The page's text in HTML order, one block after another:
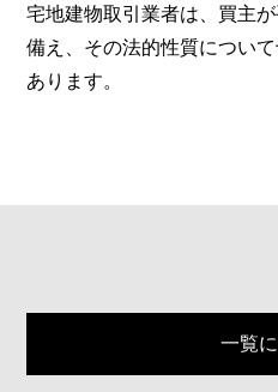
宅地建物取引業者は、買主
備え、その法的性質につい
あります。
一覧